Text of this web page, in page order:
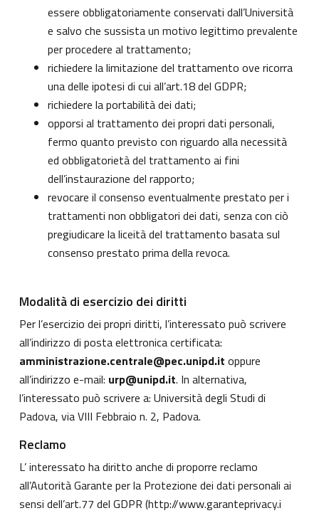
essere obbligatoriamente conservati dall’Università
e salvo che sussista un motivo legittimo prevalente
per procedere al trattamento;
richiedere la limitazione del trattamento ove ricorra
una delle ipotesi di cui all’art.18 del GDPR;
richiedere la portabilità dei dati;
opporsi al trattamento dei propri dati personali,
fermo quanto previsto con riguardo alla necessità
ed obbligatorietà del trattamento ai fini
dell’instaurazione del rapporto;
revocare il consenso eventualmente prestato per i
trattamenti non obbligatori dei dati, senza con ciò
pregiudicare la liceità del trattamento basata sul
consenso prestato prima della revoca.
Modalità di esercizio dei diritti
Per l’esercizio dei propri diritti, l’interessato può scrivere
all’indirizzo di posta elettronica certificata:
amministrazione.centrale@pec.unipd.it oppure
all’indirizzo e-mail: urp@unipd.it. In alternativa,
l’interessato può scrivere a: Università degli Studi di
Padova, via VIII Febbraio n. 2, Padova.
Reclamo
L’ interessato ha diritto anche di proporre reclamo
all’Autorità Garante per la Protezione dei dati personali ai
sensi dell’art.77 del GDPR (http://www.garanteprivacy.i